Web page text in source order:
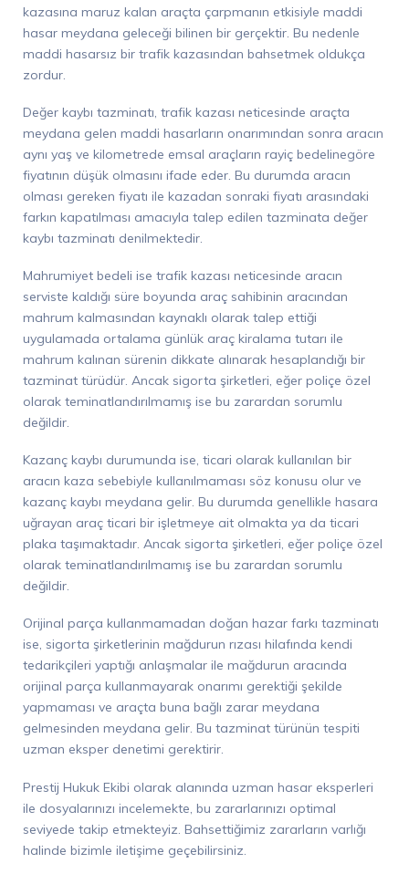
kazasına maruz kalan araçta çarpmanın etkisiyle maddi
hasar meydana geleceği bilinen bir gerçektir. Bu nedenle
maddi hasarsız bir trafik kazasından bahsetmek oldukça
zordur.
Değer kaybı tazminatı, trafik kazası neticesinde araçta
meydana gelen maddi hasarların onarımından sonra aracın
aynı yaş ve kilometrede emsal araçların rayiç bedelinegöre
fiyatının düşük olmasını ifade eder. Bu durumda aracın
olması gereken fiyatı ile kazadan sonraki fiyatı arasındaki
farkın kapatılması amacıyla talep edilen tazminata değer
kaybı tazminatı denilmektedir.
Mahrumiyet bedeli ise trafik kazası neticesinde aracın
serviste kaldığı süre boyunda araç sahibinin aracından
mahrum kalmasından kaynaklı olarak talep ettiği
uygulamada ortalama günlük araç kiralama tutarı ile
mahrum kalınan sürenin dikkate alınarak hesaplandığı bir
tazminat türüdür. Ancak sigorta şirketleri, eğer poliçe özel
olarak teminatlandırılmamış ise bu zarardan sorumlu
değildir.
Kazanç kaybı durumunda ise, ticari olarak kullanılan bir
aracın kaza sebebiyle kullanılmaması söz konusu olur ve
kazanç kaybı meydana gelir. Bu durumda genellikle hasara
uğrayan araç ticari bir işletmeye ait olmakta ya da ticari
plaka taşımaktadır. Ancak sigorta şirketleri, eğer poliçe özel
olarak teminatlandırılmamış ise bu zarardan sorumlu
değildir.
Orijinal parça kullanmamadan doğan hazar farkı tazminatı
ise, sigorta şirketlerinin mağdurun rızası hilafında kendi
tedarikçileri yaptığı anlaşmalar ile mağdurun aracında
orijinal parça kullanmayarak onarımı gerektiği şekilde
yapmaması ve araçta buna bağlı zarar meydana
gelmesinden meydana gelir. Bu tazminat türünün tespiti
uzman eksper denetimi gerektirir.
Prestij Hukuk Ekibi olarak alanında uzman hasar eksperleri
ile dosyalarınızı incelemekte, bu zararlarınızı optimal
seviyede takip etmekteyiz. Bahsettiğimiz zararların varlığı
halinde bizimle iletişime geçebilirsiniz.